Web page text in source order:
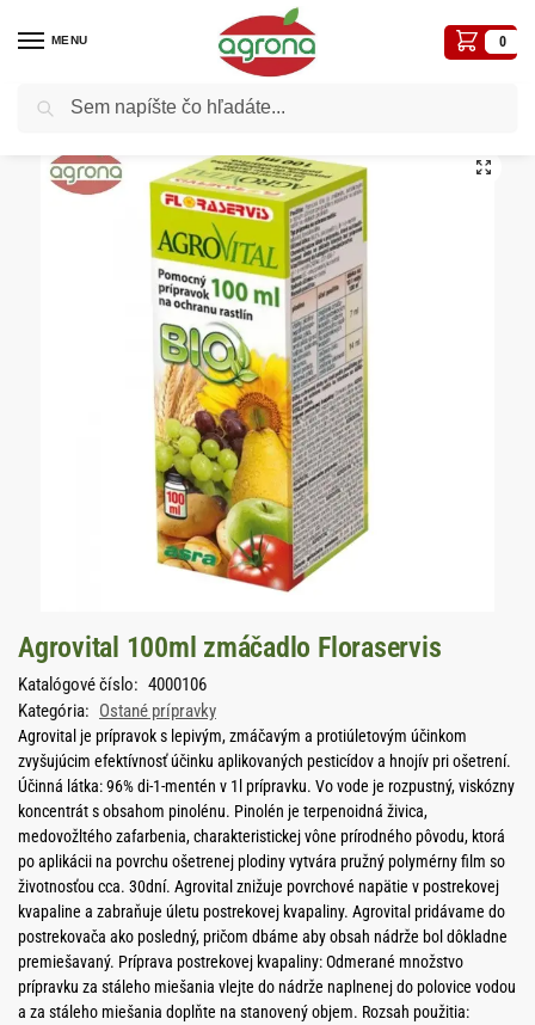
MENU 0
Domov Postreky-prípravky proti chorobám a škodcom
Agrovital 100ml zmáčadlo Floraservis
Katalógové číslo: 4000106
Kategória: Ostané prípravky
Agrovital je prípravok s lepivým, zmáčavým a protiúletovým účinkom
zvyšujúcim efektívnosť účinku aplikovaných pesticídov a hnojív pri ošetrení.
Účinná látka: 96% di-1-mentén v 1l prípravku. Vo vode je rozpustný, viskózny
koncentrát s obsahom pinolénu. Pinolén je terpenoidná živica,
medovožltého zafarbenia, charakteristickej vône prírodného pôvodu, ktorá
po aplikácii na povrchu ošetrenej plodiny vytvára pružný polymérny film so
životnosťou cca. 30dní. Agrovital znižuje povrchové napätie v postrekovej
kvapaline a zabraňuje úletu postrekovej kvapaliny. Agrovital pridávame do
postrekovača ako posledný, pričom dbáme aby obsah nádrže bol dôkladne
premiešavaný. Príprava postrekovej kvapaliny: Odmerané množstvo
prípravku za stáleho miešania vlejte do nádrže naplnenej do polovice vodou
a za stáleho miešania doplňte na stanovený objem. Rozsah použitia: